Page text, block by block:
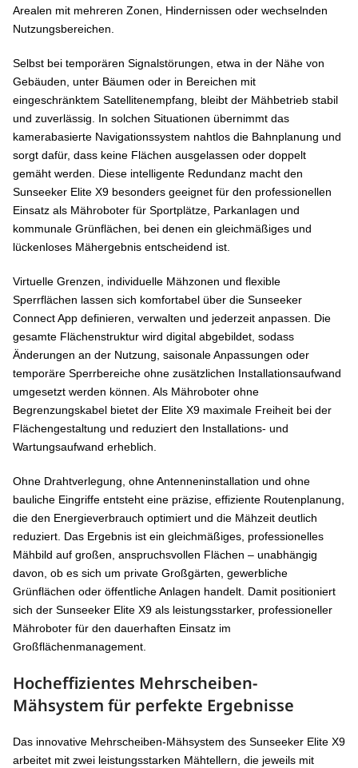
Arealen mit mehreren Zonen, Hindernissen oder wechselnden
Nutzungsbereichen.
Selbst bei temporären Signalstörungen, etwa in der Nähe von
Gebäuden, unter Bäumen oder in Bereichen mit
eingeschränktem Satellitenempfang, bleibt der Mähbetrieb stabil
und zuverlässig. In solchen Situationen übernimmt das
kamerabasierte Navigationssystem nahtlos die Bahnplanung und
sorgt dafür, dass keine Flächen ausgelassen oder doppelt
gemäht werden. Diese intelligente Redundanz macht den
Sunseeker Elite X9 besonders geeignet für den professionellen
Einsatz als Mähroboter für Sportplätze, Parkanlagen und
kommunale Grünflächen, bei denen ein gleichmäßiges und
lückenloses Mähergebnis entscheidend ist.
Virtuelle Grenzen, individuelle Mähzonen und flexible
Sperrflächen lassen sich komfortabel über die Sunseeker
Connect App definieren, verwalten und jederzeit anpassen. Die
gesamte Flächenstruktur wird digital abgebildet, sodass
Änderungen an der Nutzung, saisonale Anpassungen oder
temporäre Sperrbereiche ohne zusätzlichen Installationsaufwand
umgesetzt werden können. Als Mähroboter ohne
Begrenzungskabel bietet der Elite X9 maximale Freiheit bei der
Flächengestaltung und reduziert den Installations- und
Wartungsaufwand erheblich.
Ohne Drahtverlegung, ohne Antenneninstallation und ohne
bauliche Eingriffe entsteht eine präzise, effiziente Routenplanung,
die den Energieverbrauch optimiert und die Mähzeit deutlich
reduziert. Das Ergebnis ist ein gleichmäßiges, professionelles
Mähbild auf großen, anspruchsvollen Flächen – unabhängig
davon, ob es sich um private Großgärten, gewerbliche
Grünflächen oder öffentliche Anlagen handelt. Damit positioniert
sich der Sunseeker Elite X9 als leistungsstarker, professioneller
Mähroboter für den dauerhaften Einsatz im
Großflächenmanagement.
Hocheffizientes Mehrscheiben-
Mähsystem für perfekte Ergebnisse
Das innovative Mehrscheiben-Mähsystem des Sunseeker Elite X9
arbeitet mit zwei leistungsstarken Mähtellern, die jeweils mit